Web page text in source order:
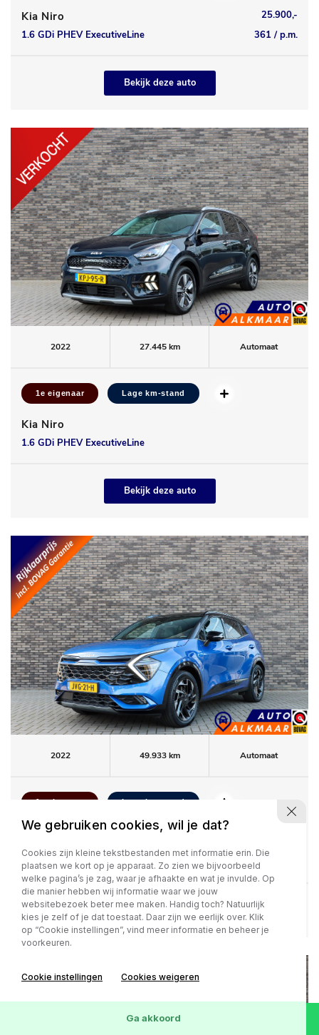
Kia Niro
25.900,-
1.6 GDi PHEV ExecutiveLine
361 / p.m.
Bekijk deze auto
2022 27.445 km Automaat
1e eigenaar Lage km-stand
Kia Niro
1.6 GDi PHEV ExecutiveLine
Bekijk deze auto
2022 49.933 km Automaat
1e eigenaar Lage km-stand
Kia Sportage
1.6 T-GDi Plug-in Hybrid AWD GT-
PlusLine
486 / p.m.
Bekijk deze auto
We gebruiken cookies, wil je dat?
Cookies zijn kleine tekstbestanden met informatie erin. Die
plaatsen we kort op je apparaat. Zo zien we bijvoorbeeld
welke pagina’s je zag, waar je afhaakte en wat je invulde. Op
die manier hebben wij informatie waar we jouw
websitebezoek beter mee maken. Handig toch? Natuurlijk
kies je zelf of je dat toestaat. Daar zijn we eerlijk over. Klik
op “Cookie instellingen”, vind meer informatie en beheer je
voorkeuren.
Cookie instellingen Cookies weigeren
Ga akkoord